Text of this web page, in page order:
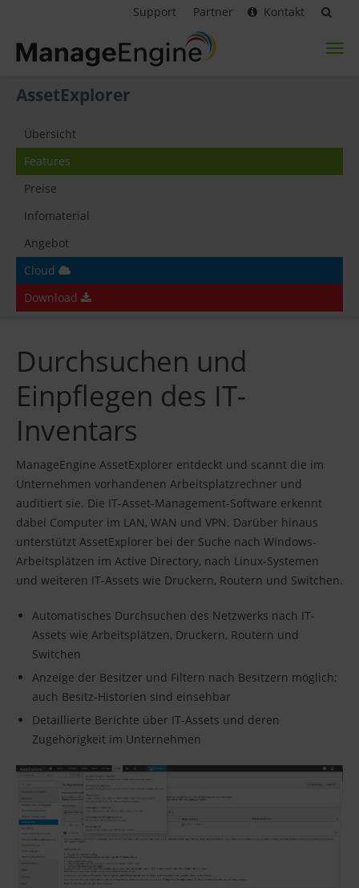
Support Partner Kontakt
AssetExplorer
Übersicht
Features
Preise
Infomaterial
Angebot
Cloud
Download
Durchsuchen und
Einpflegen des IT-
Inventars
ManageEngine AssetExplorer entdeckt und scannt die im
Unternehmen vorhandenen Arbeitsplatzrechner und
auditiert sie. Die IT-Asset-Management-Software erkennt
dabei Computer im LAN, WAN und VPN. Darüber hinaus
unterstützt AssetExplorer bei der Suche nach Windows-
Arbeitsplätzen im Active Directory, nach Linux-Systemen
und weiteren IT-Assets wie Druckern, Routern und Switchen.
Automatisches Durchsuchen des Netzwerks nach IT-
Assets wie Arbeitsplätzen, Druckern, Routern und
Switchen
Anzeige der Besitzer und Filtern nach Besitzern möglich;
auch Besitz-Historien sind einsehbar
Detaillierte Berichte über IT-Assets und deren
Zugehörigkeit im Unternehmen